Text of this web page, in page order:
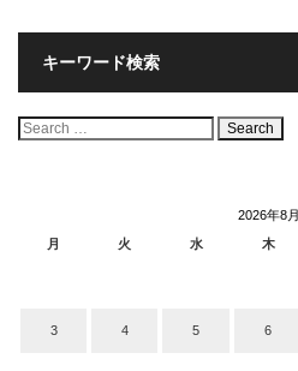
キーワード検索
検
索:
2026年8月
月
火 水 木
3 4 5 6